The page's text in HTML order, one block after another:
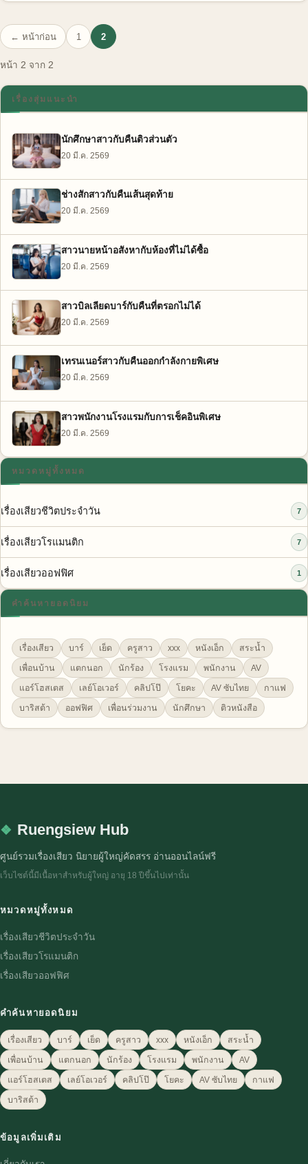
← หน้าก่อน 1 2
หน้า 2 จาก 2
เรื่องสุ่มแนะนำ
นักศึกษาสาวกับคืนติวส่วนตัว
20 มี.ค. 2569
ช่างสักสาวกับคืนเส้นสุดท้าย
20 มี.ค. 2569
สาวนายหน้าอสังหากับห้องที่ไม่ได้ซื้อ
20 มี.ค. 2569
สาวบิลเลียดบาร์กับคืนที่ตรอกไม่ได้
20 มี.ค. 2569
เทรนเนอร์สาวกับคืนออกกำลังกายพิเศษ
20 มี.ค. 2569
สาวพนักงานโรงแรมกับการเช็คอินพิเศษ
20 มี.ค. 2569
หมวดหมู่ทั้งหมด
เรื่องเสียวชีวิตประจำวัน 7
เรื่องเสียวโรแมนติก 7
เรื่องเสียวออฟฟิศ 1
คำค้นหายอดนิยม
เรื่องเสียว บาร์ เย็ด ครูสาว xxx หนังเอ็ก สระน้ำ
เพื่อนบ้าน แตกนอก นักร้อง โรงแรม พนักงาน AV
แอร์โฮสเตส เลย์โอเวอร์ คลิปโป๊ โยคะ AV ซับไทย กาแฟ
บาริสต้า ออฟฟิศ เพื่อนร่วมงาน นักศึกษา ติวหนังสือ
Ruengsiew Hub
ศูนย์รวมเรื่องเสียว นิยายผู้ใหญ่คัดสรร อ่านออนไลน์ฟรี
เว็บไซต์นี้มีเนื้อหาสำหรับผู้ใหญ่ อายุ 18 ปีขึ้นไปเท่านั้น
หมวดหมู่ทั้งหมด
เรื่องเสียวชีวิตประจำวัน
เรื่องเสียวโรแมนติก
เรื่องเสียวออฟฟิศ
คำค้นหายอดนิยม
เรื่องเสียว บาร์ เย็ด ครูสาว xxx หนังเอ็ก สระน้ำ
เพื่อนบ้าน แตกนอก นักร้อง โรงแรม พนักงาน AV
แอร์โฮสเตส เลย์โอเวอร์ คลิปโป๊ โยคะ AV ซับไทย กาแฟ
บาริสต้า
ข้อมูลเพิ่มเติม